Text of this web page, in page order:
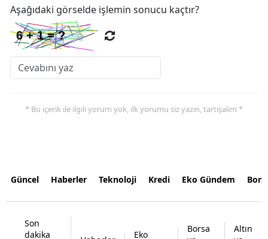
Aşağıdaki görselde işlemin sonucu kaçtır?
* Bu içerik ile ilgili yorum yok, ilk yorumu siz yazın, tartışalım *
Güncel Haberler Teknoloji Kredi Eko Gündem
Son
dakika
Eko
Borsa
Altın